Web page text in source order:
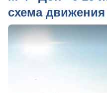
схема движения